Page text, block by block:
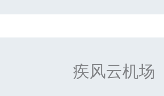
疾风云机场